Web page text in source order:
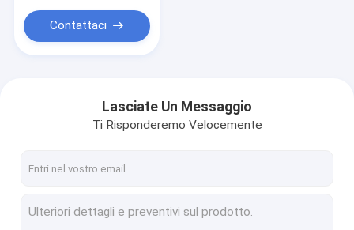
Chiedi un preventivo
Barattoli di imballaggio di plastica
Contattaci
Lasciate Un Messaggio
Ti Risponderemo Velocemente